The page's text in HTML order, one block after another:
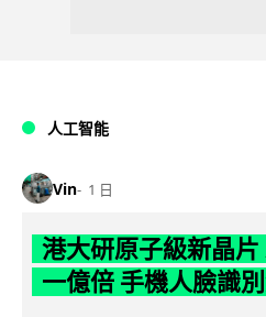
人工智能
Vin 1 日
港大研原子級新晶
一億倍 手機人臉識